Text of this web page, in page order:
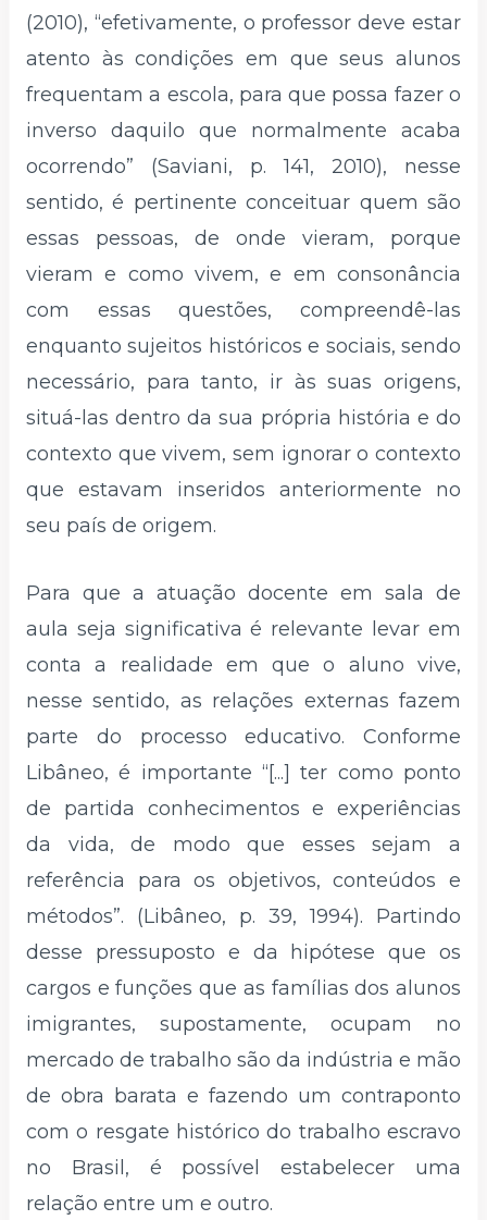
(2010), “efetivamente, o professor deve estar
atento às condições em que seus alunos
frequentam a escola, para que possa fazer o
inverso daquilo que normalmente acaba
ocorrendo” (Saviani, p. 141, 2010), nesse
sentido, é pertinente conceituar quem são
essas pessoas, de onde vieram, porque
vieram e como vivem, e em consonância
com essas questões, compreendê-las
enquanto sujeitos históricos e sociais, sendo
necessário, para tanto, ir às suas origens,
situá-las dentro da sua própria história e do
contexto que vivem, sem ignorar o contexto
que estavam inseridos anteriormente no
seu país de origem.
Para que a atuação docente em sala de
aula seja significativa é relevante levar em
conta a realidade em que o aluno vive,
nesse sentido, as relações externas fazem
parte do processo educativo. Conforme
Libâneo, é importante “[...] ter como ponto
de partida conhecimentos e experiências
da vida, de modo que esses sejam a
referência para os objetivos, conteúdos e
métodos”. (Libâneo, p. 39, 1994). Partindo
desse pressuposto e da hipótese que os
cargos e funções que as famílias dos alunos
imigrantes, supostamente, ocupam no
mercado de trabalho são da indústria e mão
de obra barata e fazendo um contraponto
com o resgate histórico do trabalho escravo
no Brasil, é possível estabelecer uma
relação entre um e outro.